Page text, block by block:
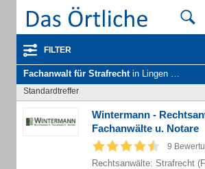
FILTER
Fachanwalt für Strafrechtin Lingen (Ems)
Standardtreffer
Wintermann -
Fachanwälte u. Notare
9
Rechtsanwälte: Strafrecht